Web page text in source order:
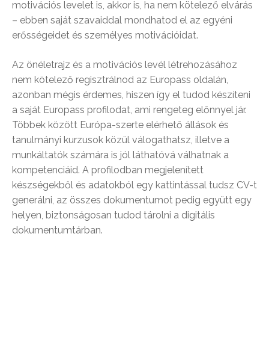
motivációs levelet is, akkor is, ha nem kötelező elvárás
– ebben saját szavaiddal mondhatod el az egyéni
erősségeidet és személyes motivációidat.
Az önéletrajz és a motivációs levél létrehozásához
nem kötelező regisztrálnod az Europass oldalán,
azonban mégis érdemes, hiszen így el tudod készíteni
a saját Europass profilodat, ami rengeteg előnnyel jár.
Többek között Európa-szerte elérhető állások és
tanulmányi kurzusok közül válogathatsz, illetve a
munkáltatók számára is jól láthatóvá válhatnak a
kompetenciáid. A profilodban megjelenített
készségekből és adatokból egy kattintással tudsz CV-t
generálni, az összes dokumentumot pedig együtt egy
helyen, biztonságosan tudod tárolni a digitális
dokumentumtárban.